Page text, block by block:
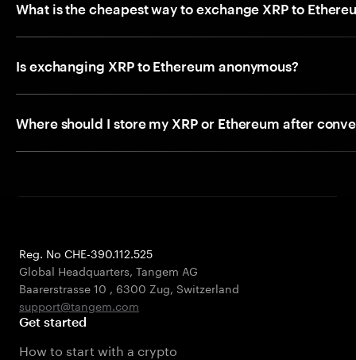
What is the cheapest way to exchange XRP to
Is exchanging XRP to Ethereum anonymous?
Where should I store my XRP or Ethereum after
Reg. No CHE-390.112.525
Global Headquarters, Tangem AG
Baarerstrasse 10 , 6300 Zug, Switzerland
support@tangem.com
Get started
How to start with a crypto